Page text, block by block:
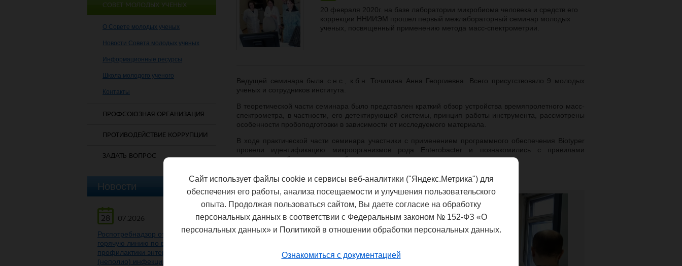
СОВЕТ МОЛОДЫХ УЧЕНЫХ
О Совете молодых ученых
Новости Совета молодых ученых
Информационные ресурсы
Школа молодого ученого
Контакты
ПРОФСОЮЗНАЯ ОРГАНИЗАЦИЯ
ПРОТИВОДЕЙСТВИЕ КОРРУПЦИИ
ЗАДАТЬ ВОПРОС
Новости
28
07.2026
Роспотребнадзор открывает
горячую линию по вопросам
профилактики энтеровирусной
(неполио) инфекции
20 февраля 2020г. на базе лаборатории микробиома человека и средств его
коррекции ННИИЭМ прошел первый межлабораторный семинар молодых
ученых, посвященный применению метода масс-спектрометрии.
Ведущей семинара была с.н.с., к.б.н. Точилина Анна Георгиевна. Всего присутствовало 9 молодых
ученых и сотрудников института.
В теоретической части семинара было представлен краткий обзор устройства времяпролетного масс-
спектрометра, в частности, его детектирующей системы, принцип работы инструмента, рассмотрены
особенности пробоподготовки в зависимости от исследуемого материала.
В ходе практической части семинара участники с применением программного обеспечения Biotyper
провели идентификацию микроорганизмов рода Enterobacter и познакомились с правилами
технического обслуживания прибора.
Материал семинара вызвал живое обсуждение и был принят к сведению.
Сайт использует файлы cookie и сервисы веб-аналитики ("Яндекс.Метрика") для
обеспечения его работы, анализа посещаемости и улучшения пользовательского
опыта. Продолжая пользоваться сайтом, Вы даете согласие на обработку
персональных данных в соответствии с Федеральным законом № 152-ФЗ «О
персональных данных» и Политикой в отношении обработки персональных данных.
Ознакомиться с документацией